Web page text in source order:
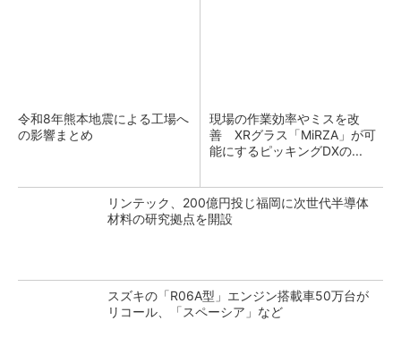
令和8年熊本地震による工場へ
の影響まとめ
現場の作業効率やミスを改
善 XRグラス「MiRZA」が可
能にするピッキングDXの...
リンテック、200億円投じ福岡に次世代半導体
材料の研究拠点を開設
スズキの「R06A型」エンジン搭載車50万台が
リコール、「スペーシア」など